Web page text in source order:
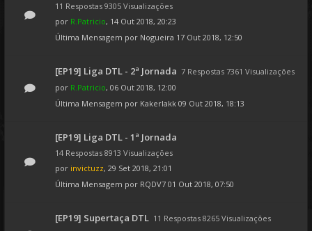
11 Respostas 9305 Visualizações
por R.Patricio, 14 Out 2018, 20:23
Última Mensagem por Nogueira 17 Out 2018, 12:50
[EP19] Liga DTL - 2ª Jornada 7 Respostas 7361 Visualizações
por R.Patricio, 06 Out 2018, 12:00
Última Mensagem por Kakerlakk 09 Out 2018, 18:13
[EP19] Liga DTL - 1ª Jornada
14 Respostas 8913 Visualizações
por invictuzz, 29 Set 2018, 21:01
Última Mensagem por RQDV7 01 Out 2018, 07:50
[EP19] Supertaça DTL 11 Respostas 8265 Visualizações